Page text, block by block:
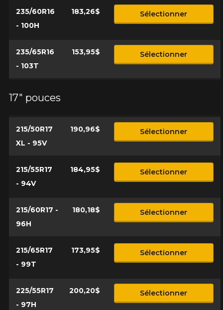
235/60R16
- 100H
183,26$ Sélectionner
235/65R16
- 103T
153,95$ Sélectionner
17" pouces
215/50R17
XL - 95V
190,96$ Sélectionner
215/55R17
- 94V
184,95$ Sélectionner
215/60R17 -
96H
180,18$ Sélectionner
215/65R17
- 99T
173,95$ Sélectionner
225/55R17
- 97H
200,20$ Sélectionner